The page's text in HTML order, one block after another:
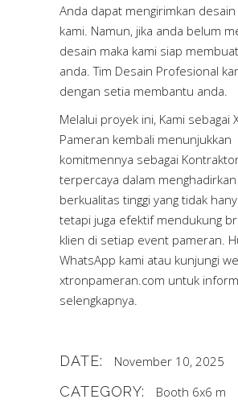
Anda dapat mengirimkan
kami. Namun, jika anda belum
desain maka kami siap
anda. Tim Desain Profesional
dengan setia membantu anda.
Melalui proyek ini, Kami sebagai
Pameran kembali menunjukkan
komitmennya sebagai
terpercaya dalam
berkualitas tinggi yang tidak
tetapi juga efektif mendukung
klien di setiap event pameran.
WhatsApp kami atau kunjungi
xtronpameran.com untuk
selengkapnya.
DATE: November 10, 2025
CATEGORY: Booth 6x6 m